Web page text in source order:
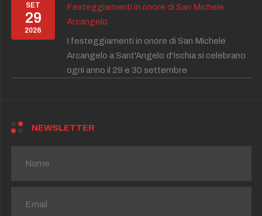
SET
29
2026
Festeggiamenti in onore di San Michele
Arcangelo
I festeggiamenti in onore di San Michele
Arcangelo a Sant'Angelo d'Ischia si celebrano
ogni anno il 29 e 30 settembre
NEWSLETTER